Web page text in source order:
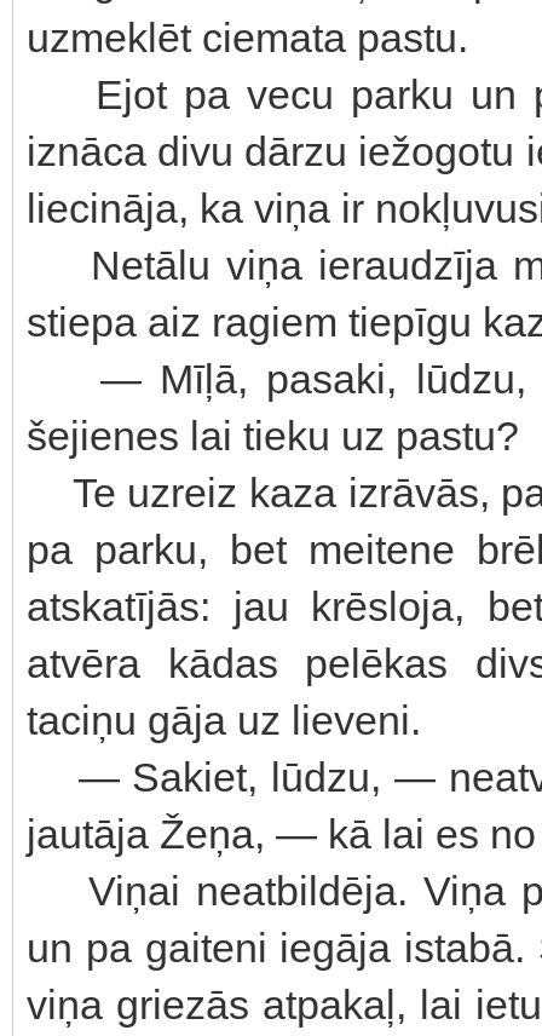
uzmeklēt ciemata pastu.
Ejot pa vecu parku un
iznāca divu dārzu iežogotu
liecināja, ka viņa ir
Netālu viņa ieraudzīja
stiepa aiz ragiem tiepīgu
— Mīļā, pasaki, lūdzu,
šejienes lai tieku uz pastu?
Te uzreiz kaza izrāvās,
pa parku, bet meitene
atskatījās: jau krēsloja,
atvēra kādas pelēkas
taciņu gāja uz lieveni.
— Sakiet, lūdzu, —
jautāja Žeņa, — kā lai es
Viņai neatbildēja. Viņa
un pa gaiteni iegāja
viņa griezās atpakaļ, lai